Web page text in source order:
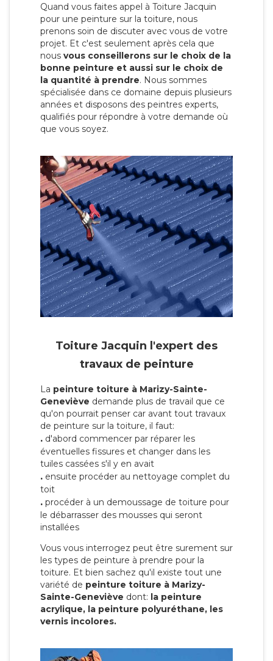
Quand vous faites appel à Toiture Jacquin
pour une peinture sur la toiture, nous
prenons soin de discuter avec vous de votre
projet. Et c'est seulement après cela que
nous vous conseillerons sur le choix de la
bonne peinture et aussi sur le choix de
la quantité à prendre. Nous sommes
spécialisée dans ce domaine depuis plusieurs
années et disposons des peintres experts,
qualifiés pour répondre à votre demande où
que vous soyez.
Toiture Jacquin l'expert des
travaux de peinture
La peinture toiture à Marizy-Sainte-
Geneviève demande plus de travail que ce
qu'on pourrait penser car avant tout travaux
de peinture sur la toiture, il faut:
. d'abord commencer par réparer les
éventuelles fissures et changer dans les
tuiles cassées s'il y en avait
. ensuite procéder au nettoyage complet du
toit
. procéder à un demoussage de toiture pour
le débarrasser des mousses qui seront
installées
Vous vous interrogez peut être surement sur
les types de peinture à prendre pour la
toiture. Et bien sachez qu'il existe tout une
variété de peinture toiture à Marizy-
Sainte-Geneviève dont: la peinture
acrylique, la peinture polyuréthane, les
vernis incolores.